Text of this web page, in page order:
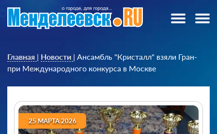
Главная | Новости | Ансамбль "Кристалл" взяли Гран-
при Международного конкурса в Москве
25 МАРТА 2026